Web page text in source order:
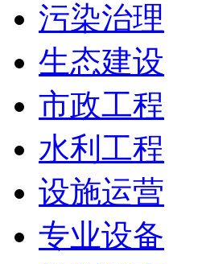
污染治理
生态建设
市政工程
水利工程
设施运营
专业设备